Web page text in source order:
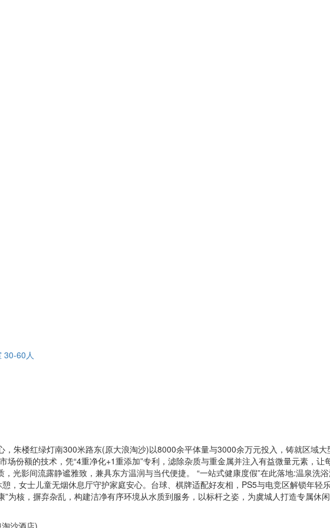
30-60人
，朱楼红绿灯南300米路东(原大浪淘沙)以8000余平体量与3000余万元投入，铸就区域
场份额的技术，凭“4重净化+1重添加”专利，滤除杂质与重金属并注入有益微量元素，
光影间流露静谧雅致，兼具东方温润与当代便捷。 “一站式健康度假”在此落地:温泉
，女士儿童无烟休息厅守护家庭安心。台球、棋牌适配好友相，PS5与电竞区解锁年轻
为核，摒弃杂乱，构建洁净有序环境从水质到服务，以标杆之姿，为虞城人打造专属休